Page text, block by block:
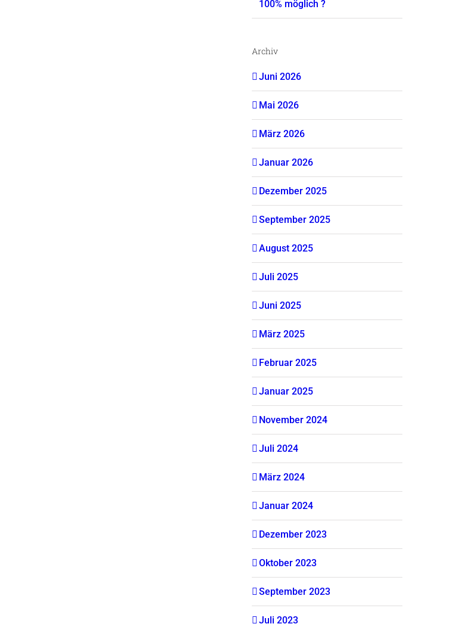
100% möglich ?
Archiv
Juni 2026
Mai 2026
März 2026
Januar 2026
Dezember 2025
September 2025
August 2025
Juli 2025
Juni 2025
März 2025
Februar 2025
Januar 2025
November 2024
Juli 2024
März 2024
Januar 2024
Dezember 2023
Oktober 2023
September 2023
Juli 2023